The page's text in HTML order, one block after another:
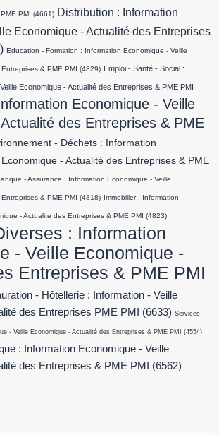
PMI (4661) Distribution : Information
Economique - Actualité des Entreprises
Education - Formation : Information Economique - Veille
& PME PMI (4829) Emploi - Santé - Social :
Economique - Actualité des Entreprises & PME PMI
Economique - Veille
des Entreprises & PME
- Déchets : Information
- Actualité des Entreprises & PME
- Assurance : Information Economique - Veille
& PME PMI (4818) Immobilier : Information
- Actualité des Entreprises & PME PMI (4823)
: Information
- Veille Economique -
Entreprises & PME PMI
- Hôtellerie : Information - Veille
des Entreprises PME PMI
(6633) Services
- Veille Economique - Actualité des Entreprises & PME PMI (4554)
: Information Economique - Veille
des Entreprises & PME PMI
(6562)